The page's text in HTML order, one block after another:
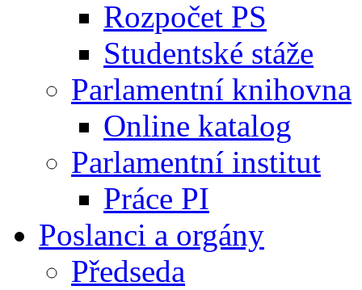
Rozpočet PS
Studentské stáže
Parlamentní knihovna
Online katalog
Parlamentní institut
Práce PI
Poslanci a orgány
Předseda